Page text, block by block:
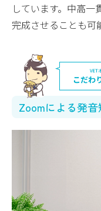
しています。中高
完成させることも可
Zoomによる発音